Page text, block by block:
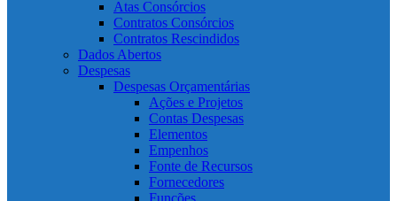
Atas Consórcios
Contratos Consórcios
Contratos Rescindidos
Dados Abertos
Despesas
Despesas Orçamentárias
Ações e Projetos
Contas Despesas
Elementos
Empenhos
Fonte de Recursos
Fornecedores